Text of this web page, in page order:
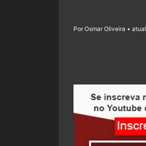
Por Osmar Oliveira •